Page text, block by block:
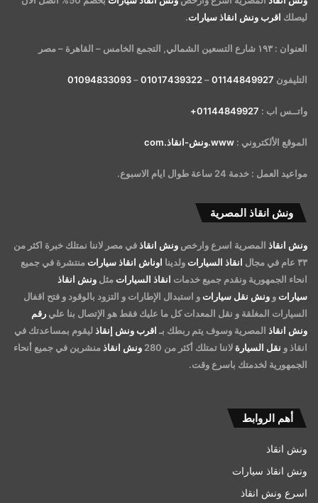
ليصلك اقرب ونش انقاذ سيارات.
العنوان : ١٩٣ شارع التسعين الشمالي, التجمع الخامس – القاهرة – مصر
التليفون 01144849927
–
01017439322
–
01094833093
واتــس اب : 01144849927+
الموقع الألكتروني : www.ونش-انقاذ.com
مواعيد العمل : خدمة 24 ساعة طوال ايام الاسبوع.
ونش انقاذ المصرية
ونش انقاذ المصرية اسرع وارخص ونش انقاذفي مصر لاننا نمتلك خبرة اكثر من
٣٣ عام في مجال
انقاذ السيارات ولدينا اوناش انقاذ سيارات منتشرة في جميع
انحاء الجمهورية ونقدم جميع خدمات انقاذ السيارات مثل ونش انقاذ
سيارات و ونش نقل سيارات و استبدال الإطارات و التزود بالوقود و فتح اقفال
السيارات المغلقة و نقل المعدات كل ما عليك فقط هو الإتصال بنا علي رقم
ونش انقاذ المصرية وسوف يتم ربطك بـ اقرب ونش إنقاذ ليقوم بمساعدتك في
انقاذ و نقل السيارة لاننا تمتلك أكثر من 280 ونش انقاذمنشرين في جميع أنحاء
الجمهورية لخدمتك باسرع وقت.
أهم الروابط
ونش انقاذ
ونش انقاذ سيارات
اسرع ونش انقاذ